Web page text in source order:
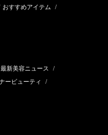
おすすめアイテム /
最新美容ニュース /
ービューティ /